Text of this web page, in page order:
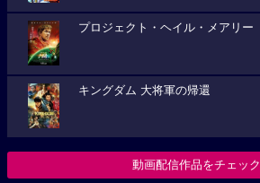
プロジェクト・ヘイル・メアリー
キングダム 大将軍の帰還
動画配信作品をチェック